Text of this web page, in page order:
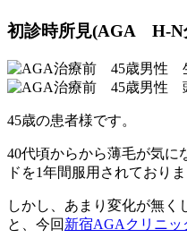
初診時所見(AGA H-N
45歳の患者様です。
40代頃からから薄毛が気に
ドを1年間服用されておりま
しかし、あまり変化が無く
と、今回 新宿AGAクリニッ